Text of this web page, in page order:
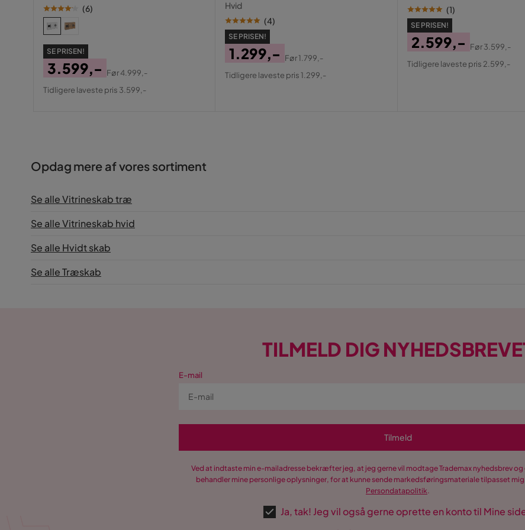
(6)
SE PRISEN!
Pris
3.599,-
Original
Før4.999,-
Tidligere laveste pris 3.599,-
Hvid
(4)
SE PRISEN!
Pris
1.299,-
Original
Før1.799,-
Tidligere laveste pris 1.299,-
(1)
SE PRISEN!
Pris
2.599,-
Original
Før3.599,-
Tidligere laveste pris 2.599,-
Opdag mere af vores sortiment
Se alle Vitrineskab træ
Se alle Vitrineskab hvid
Se alle Hvidt skab
Se alle Træskab
TILMELD DIG
E-mail
Tilmeld
Ved at indtaste min e-mailadresse bekræfter jeg, at jeg gerne vil modtage Trademax nyhedsbrev
behandler mine personlige oplysninger, for at kunne sende markedsføringsmateriale tilpasset
Persondatapolitik.
Ja, tak! Jeg vil også gerne oprette en konto til Mine